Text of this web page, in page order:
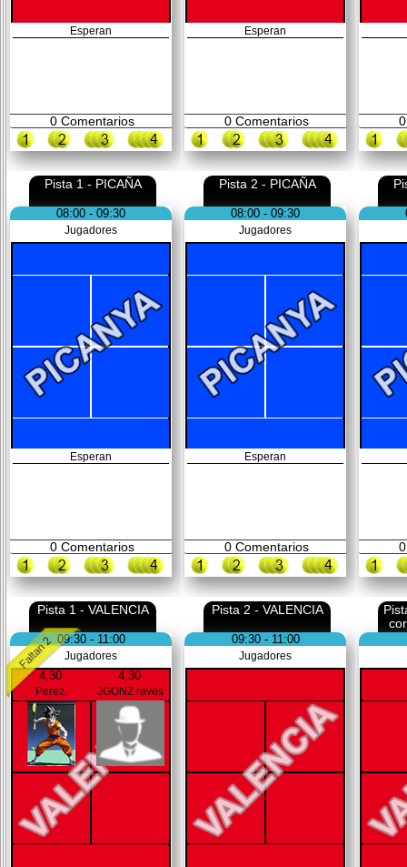
Esperan
0Comentarios
Esperan
0Comentarios 0
Pista 1 - PICAÑA
08:00 - 09:30
Jugadores
Esperan
0Comentarios
Pista 2 - PICAÑA
08:00 - 09:30
Jugadores
Esperan
0Comentarios 0
Pista 1 - VALENCIA
09:30 - 11:00
Jugadores
4,30
Perez.
4,30
JGONZ reves
Pista 2 - VALENCIA
09:30 - 11:00
Jugadores